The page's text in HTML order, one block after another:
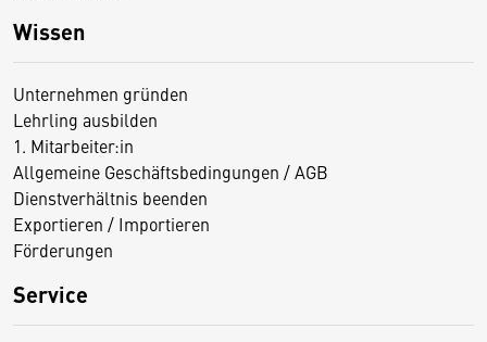
Wissen
Unternehmen gründen
Lehrling ausbilden
1. Mitarbeiter:in
Allgemeine Geschäftsbedingungen / AGB
Dienstverhältnis beenden
Exportieren / Importieren
Förderungen
Service